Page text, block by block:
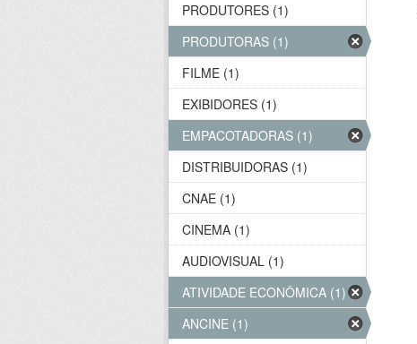
PRODUTORES (1)
PRODUTORAS (1)
FILME (1)
EXIBIDORES (1)
EMPACOTADORAS (1)
DISTRIBUIDORAS (1)
CNAE (1)
CINEMA (1)
AUDIOVISUAL (1)
ATIVIDADE ECONÔMICA (1)
ANCINE (1)